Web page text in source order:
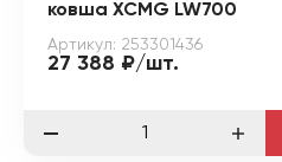
ковша XCMG LW700
Артикул: 253301436
27 388 ₽/шт.